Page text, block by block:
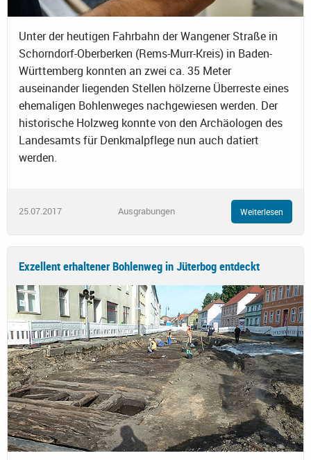
Unter der heutigen Fahrbahn der Wangener Straße in
Schorndorf-Oberberken (Rems-Murr-Kreis) in Baden-
Württemberg konnten an zwei ca. 35 Meter
auseinander liegenden Stellen hölzerne Überreste eines
ehemaligen Bohlenweges nachgewiesen werden. Der
historische Holzweg konnte von den Archäologen des
Landesamts für Denkmalpflege nun auch datiert
werden.
25.07.2017 Ausgrabungen Weiterlesen
Exzellent erhaltener Bohlenweg in Jüterbog entdeckt